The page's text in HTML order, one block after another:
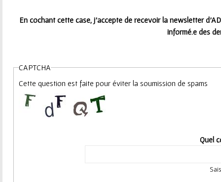
En cochant cette case, j’accepte de recevoir la newsletter
informé.e des
CAPTCHA
Cette question est faite pour éviter la soumission de spams
Quel